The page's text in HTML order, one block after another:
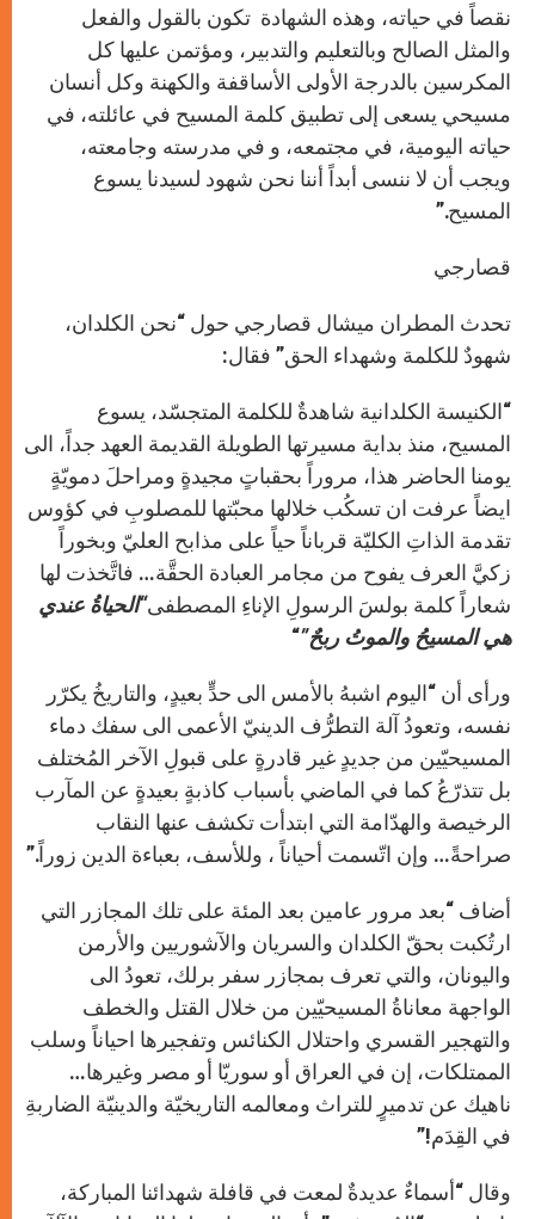
نقصاً في حياته، وهذه الشهادة تكون بالقول والفعل
والمثل الصالح وبالتعليم والتدبير، ومؤتمن عليها كل
المكرسين بالدرجة الأولى الأساقفة والكهنة وكل أنسان
مسيحي يسعى إلى تطبيق كلمة المسيح في عائلته، في
حياته اليومية، في مجتمعه، و في مدرسته وجامعته،
ويجب أن لا ننسى أبداً أننا نحن شهود لسيدنا يسوع
المسيح.”
قصارجي
تحدث المطران ميشال قصارجي حول “نحن الكلدان،
شهودٌ للكلمة وشهداء الحق” فقال:
“الكنيسة الكلدانية شاهدةٌ للكلمة المتجسّد، يسوع
المسيح، منذ بداية مسيرتها الطويلة القديمة العهد جداً، الى
يومنا الحاضر هذا، مروراً بحقباتٍ مجيدةٍ ومراحلَ دمويّةٍ
ايضاً عرفت ان تسكُب خلالها محبّتها للمصلوبِ في كؤوس
تقدمة الذاتِ الكليّة قرباناً حياً على مذابح العليّ وبخوراً
زكيَّ العرف يفوح من مجامر العبادة الحقَّة… فاتَّخذت لها
شعاراً كلمة بولسَ الرسولِ الإناءِ المصطفى“الحياةُ عندي
هي المسيحُ والموتُ ربحٌ”“
ورأى أن “اليوم اشبهُ بالأمس الى حدٍّ بعيدٍ، والتاريخُ يكرّر
نفسه، وتعودُ آلة التطرُّف الدينيّ الأعمى الى سفك دماء
المسيحيّين من جديدٍ غير قادرةٍ على قبولِ الآخر المُختلف
بل تتذرّعُ كما في الماضي بأسباب كاذبةٍ بعيدةٍ عن المآرب
الرخيصة والهدّامة التي ابتدأت تكشف عنها النقاب
صراحةً… وإن اتّسمت أحياناً ، وللأسف، بعباءة الدين زوراً.”
أضاف “بعد مرور عامين بعد المئة على تلك المجازر التي
ارتُكبت بحقّ الكلدان والسريان والآشوريين والأرمن
واليونان، والتي تعرف بمجازر سفر برلك، تعودُ الى
الواجهة معاناةُ المسيحيّين من خلال القتل والخطف
والتهجير القسري واحتلال الكنائس وتفجيرها احياناً وسلب
الممتلكات، إن في العراق أو سوريّا أو مصر وغيرها…
ناهيك عن تدميرٍ للتراث ومعالمه التاريخيّة والدينيّة الضاربةِ
في القِدَم!”
وقال “أسماءٌ عديدةٌ لمعت في قافلة شهدائنا المباركة،